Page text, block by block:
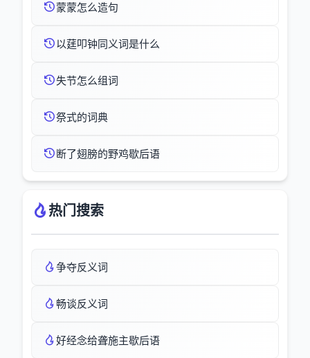
蒙蒙怎么造句
以莛叩钟同义词是什么
失节怎么组词
祭式的词典
断了翅膀的野鸡歇后语
热门搜索
争夺反义词
畅谈反义词
好经念给聋施主歇后语